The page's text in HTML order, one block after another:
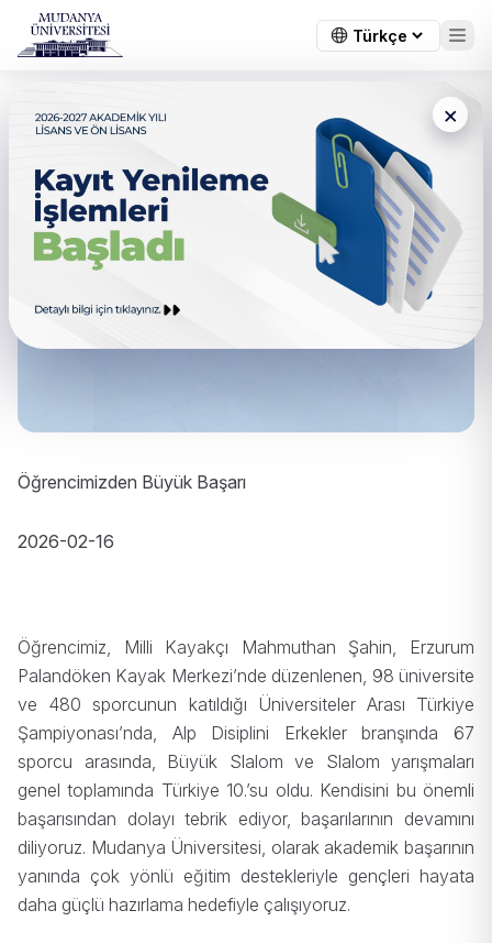
×
Öğrencimizden Büyük Başarı
Öğrencimizden Büyük Başarı
2026-02-16
Öğrencimiz, Milli Kayakçı Mahmuthan Şahin, Erzurum
Palandöken Kayak Merkezi’nde düzenlenen, 98 üniversite
ve 480 sporcunun katıldığı Üniversiteler Arası Türkiye
Şampiyonası’nda, Alp Disiplini Erkekler branşında 67
sporcu arasında, Büyük Slalom ve Slalom yarışmaları
genel toplamında Türkiye 10.’su oldu. Kendisini bu önemli
başarısından dolayı tebrik ediyor, başarılarının devamını
diliyoruz. Mudanya Üniversitesi, olarak akademik başarının
yanında çok yönlü eğitim destekleriyle gençleri hayata
daha güçlü hazırlama hedefiyle çalışıyoruz.